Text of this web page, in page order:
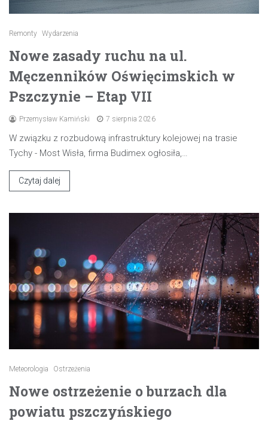
Remonty Wydarzenia
Nowe zasady ruchu na ul.
Męczenników Oświęcimskich w
Pszczynie – Etap VII
Przemysław Kamiński 7 sierpnia 2026
W związku z rozbudową infrastruktury kolejowej na trasie
Tychy - Most Wisła, firma Budimex ogłosiła,…
Czytaj dalej
Meteorologia Ostrzeżenia
Nowe ostrzeżenie o burzach dla
powiatu pszczyńskiego